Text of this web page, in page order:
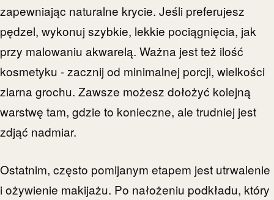
zapewniając naturalne krycie. Jeśli preferujesz
pędzel, wykonuj szybkie, lekkie pociągnięcia, jak
przy malowaniu akwarelą. Ważna jest też ilość
kosmetyku - zacznij od minimalnej porcji, wielkości
ziarna grochu. Zawsze możesz dołożyć kolejną
warstwę tam, gdzie to konieczne, ale trudniej jest
zdjąć nadmiar.
Ostatnim, często pomijanym etapem jest utrwalenie
i ożywienie makijażu. Po nałożeniu podkładu, który